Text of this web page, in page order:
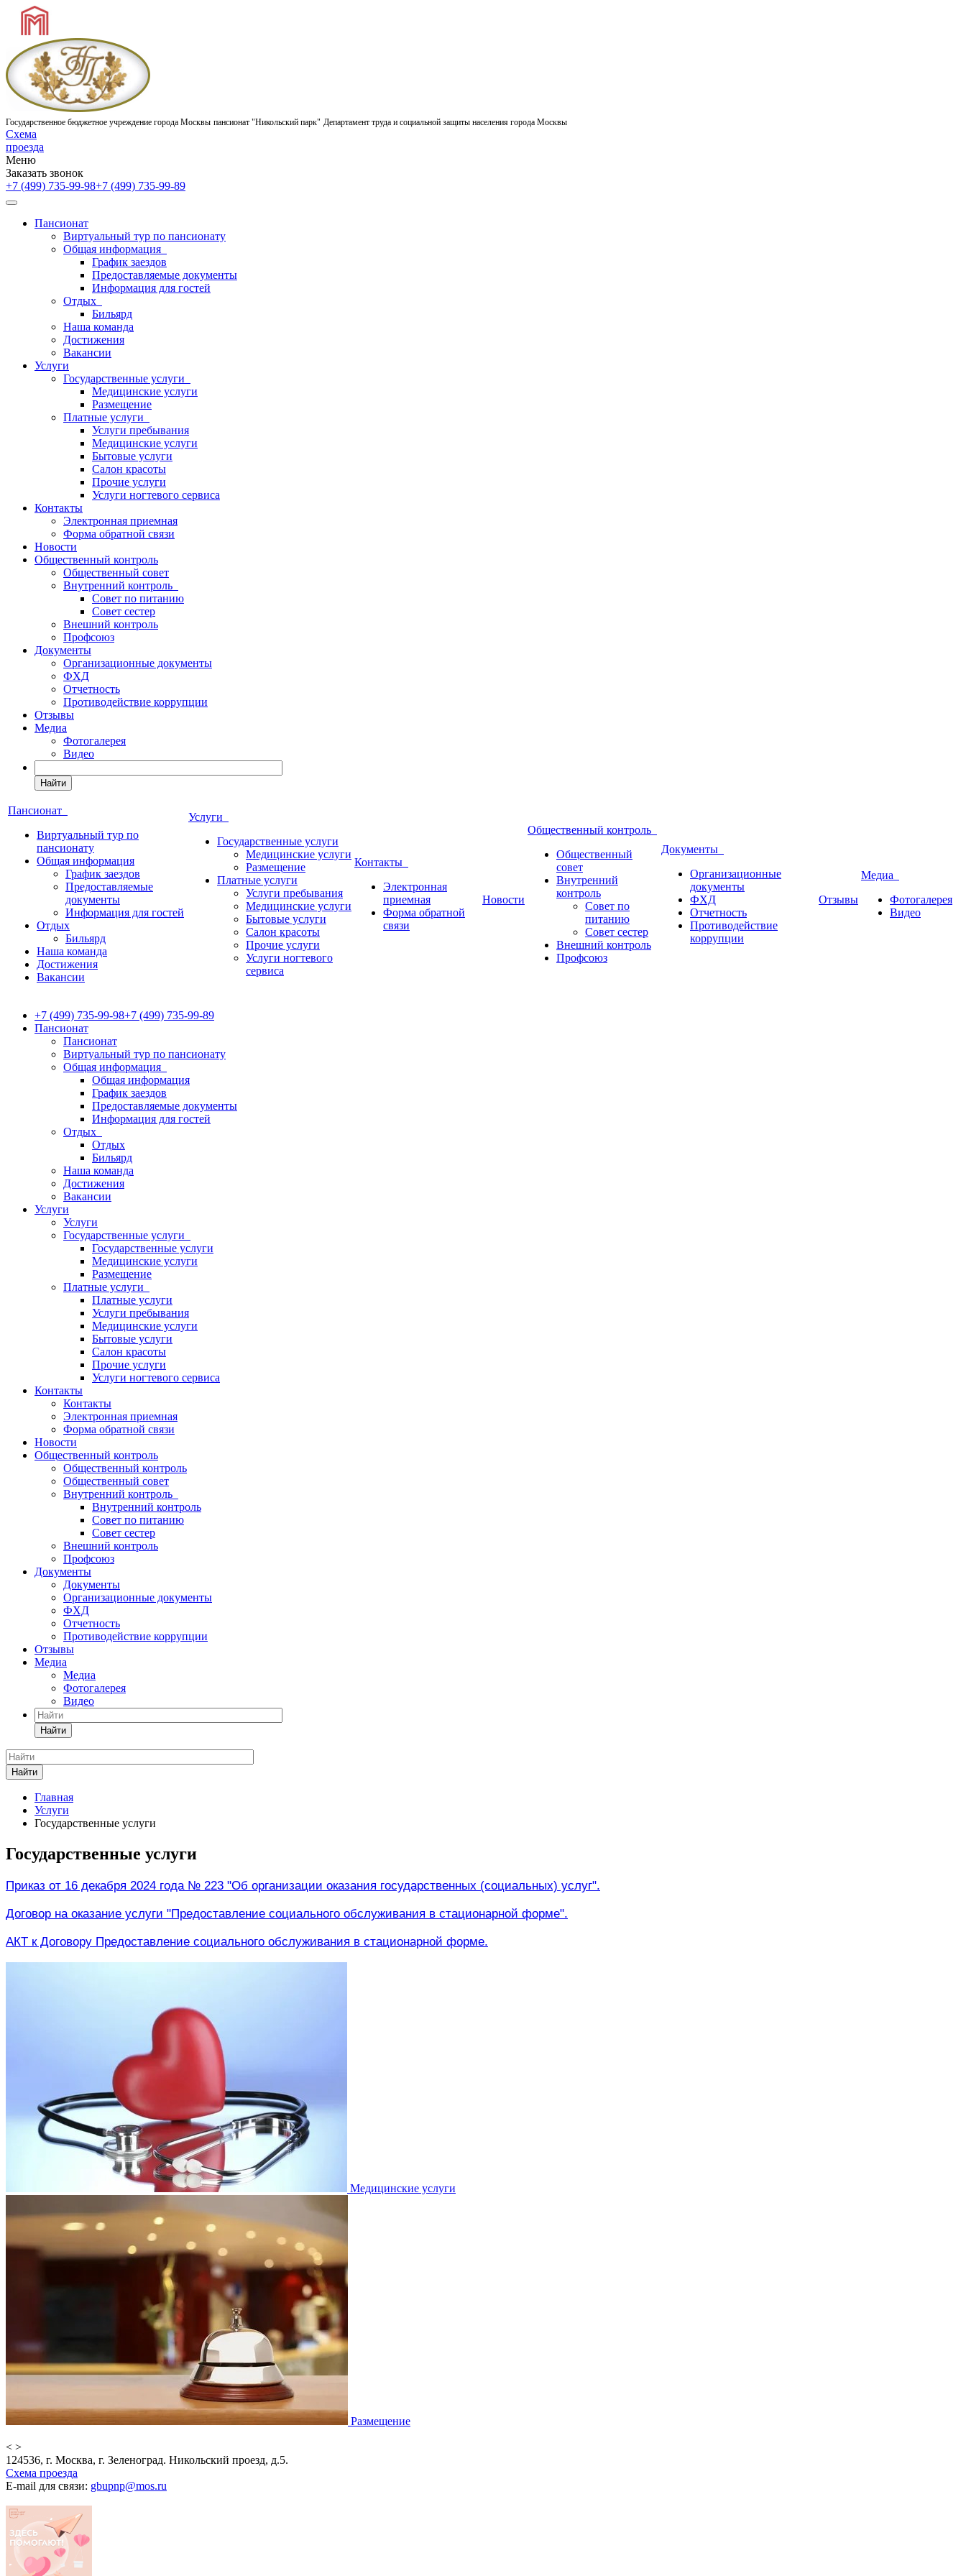
Государственное бюджетное учреждение города Москвы пансионат "Никольский парк" Департамент труда и социальной защиты населения города Москвы
Схема
проезда
Меню
Заказать звонок
+7 (499) 735-99-98+7 (499) 735-99-89
Пансионат
Виртуальный тур по пансионату
Общая информация
График заездов
Предоставляемые документы
Информация для гостей
Отдых
Бильярд
Наша команда
Достижения
Вакансии
Услуги
Государственные услуги
Медицинские услуги
Размещение
Платные услуги
Услуги пребывания
Медицинские услуги
Бытовые услуги
Салон красоты
Прочие услуги
Услуги ногтевого сервиса
Контакты
Электронная приемная
Форма обратной связи
Новости
Общественный контроль
Общественный совет
Внутренний контроль
Совет по питанию
Совет сестер
Внешний контроль
Профсоюз
Документы
Организационные документы
ФХД
Отчетность
Противодействие коррупции
Отзывы
Медиа
Фотогалерея
Видео
Найти
Пансионат
Виртуальный тур по
пансионату
Общая информация
График заездов
Предоставляемые
документы
Информация для гостей
Отдых
Бильярд
Наша команда
Достижения
Вакансии
Услуги
Государственные услуги
Медицинские услуги
Размещение
Платные услуги
Услуги пребывания
Медицинские услуги
Бытовые услуги
Салон красоты
Прочие услуги
Услуги ногтевого
сервиса
Контакты
Электронная
приемная
Форма обратной
связи
Новости
Общественный контроль
Общественный
совет
Внутренний
контроль
Совет по
питанию
Совет сестер
Внешний контроль
Профсоюз
Документы
Организационные
документы
ФХД
Отчетность
Противодействие
коррупции
Отзывы
Медиа
Фотогалерея
Видео
+7 (499) 735-99-98+7 (499) 735-99-89
Пансионат
Пансионат
Виртуальный тур по пансионату
Общая информация
Общая информация
График заездов
Предоставляемые документы
Информация для гостей
Отдых
Отдых
Бильярд
Наша команда
Достижения
Вакансии
Услуги
Услуги
Государственные услуги
Государственные услуги
Медицинские услуги
Размещение
Платные услуги
Платные услуги
Услуги пребывания
Медицинские услуги
Бытовые услуги
Салон красоты
Прочие услуги
Услуги ногтевого сервиса
Контакты
Контакты
Электронная приемная
Форма обратной связи
Новости
Общественный контроль
Общественный контроль
Общественный совет
Внутренний контроль
Внутренний контроль
Совет по питанию
Совет сестер
Внешний контроль
Профсоюз
Документы
Документы
Организационные документы
ФХД
Отчетность
Противодействие коррупции
Отзывы
Медиа
Медиа
Фотогалерея
Видео
Найти
Найти
Главная
Услуги
Государственные услуги
Государственные услуги
Приказ от 16 декабря 2024 года № 223 "Об организации оказания государственных (социальных) услуг".
Договор на оказание услуги "Предоставление социального обслуживания в стационарной форме".
АКТ к Договору Предоставление социального обслуживания в стационарной форме.
Медицинские услуги
Размещение
< >
124536, г. Москва, г. Зеленоград. Никольский проезд, д.5.
Схема проезда
E-mail для связи: gbupnp@mos.ru